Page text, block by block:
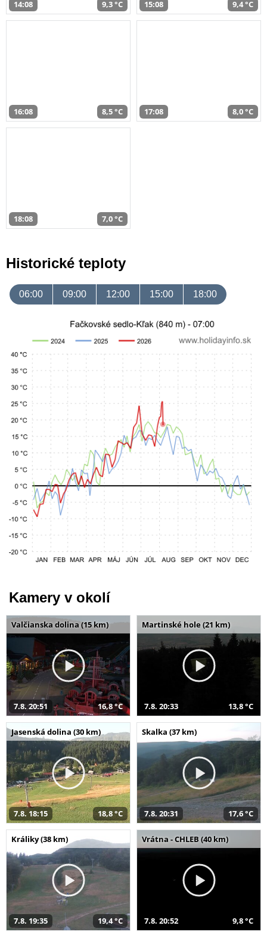
14:08 9,3 °C 15:08 9,4 °C
16:08 8,5 °C 17:08 8,0 °C
18:08 7,0 °C
Historické teploty
06:00 09:00 12:00 15:00 18:00
Kamery v okolí
Valčianska dolina (15 km)
7.8. 20:51 16,8 °C
Martinské hole (21 km)
7.8. 20:33 13,8 °C
Jasenská dolina (30 km)
7.8. 18:15 18,8 °C
Skalka (37 km)
7.8. 20:31 17,6 °C
Králiky (38 km)
7.8. 19:35 19,4 °C
Vrátna - CHLEB (40 km)
7.8. 20:52 9,8 °C